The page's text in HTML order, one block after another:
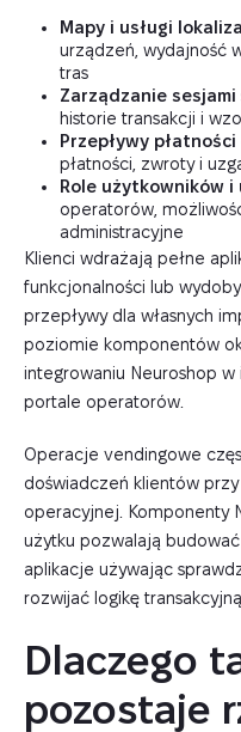
Mapy i usługi
urządzeń, wydajność
tras
Zarządzanie sesjami
historie transakcji i
Przepływy płatności
płatności, zwroty i
Role użytkowników i
operatorów,
administracyjne
Klienci wdrażają pełne
funkcjonalności lub
przepływy dla własnych
poziomie komponentów
integrowaniu Neuroshop
portale operatorów.
Operacje vendingowe
doświadczeń klientów
operacyjnej. Komponenty
użytku pozwalają
aplikacje używając
rozwijać logikę
Dlaczego
pozostaje